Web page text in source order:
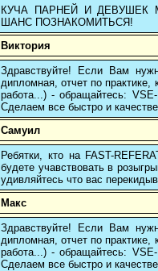
КУЧА ПАРНЕЙ И ДЕВУШЕК
ШАНС ПОЗНАКОМИТЬСЯ!
Виктория
Здравствуйте! Если Вам
дипломная, отчет по
работа...) - обращайтесь:
Сделаем все быстро и
Самуил
Ребятки, кто на FAST-
будете учавствовать в
удивляйтесь что вас
Макс
Здравствуйте! Если Вам
дипломная, отчет по
работа...) - обращайтесь:
Сделаем все быстро и